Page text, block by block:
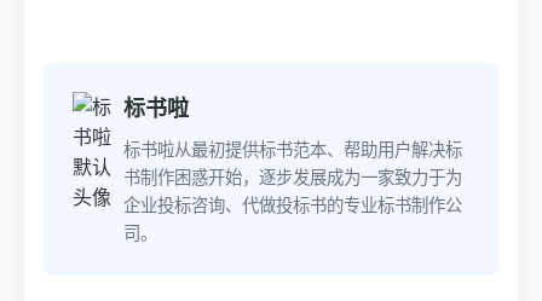
标书啦
标书啦从最初提供标书范本、帮助用户解决标
书制作困惑开始，逐步发展成为一家致力于为
企业投标咨询、代做投标书的专业标书制作公
司。